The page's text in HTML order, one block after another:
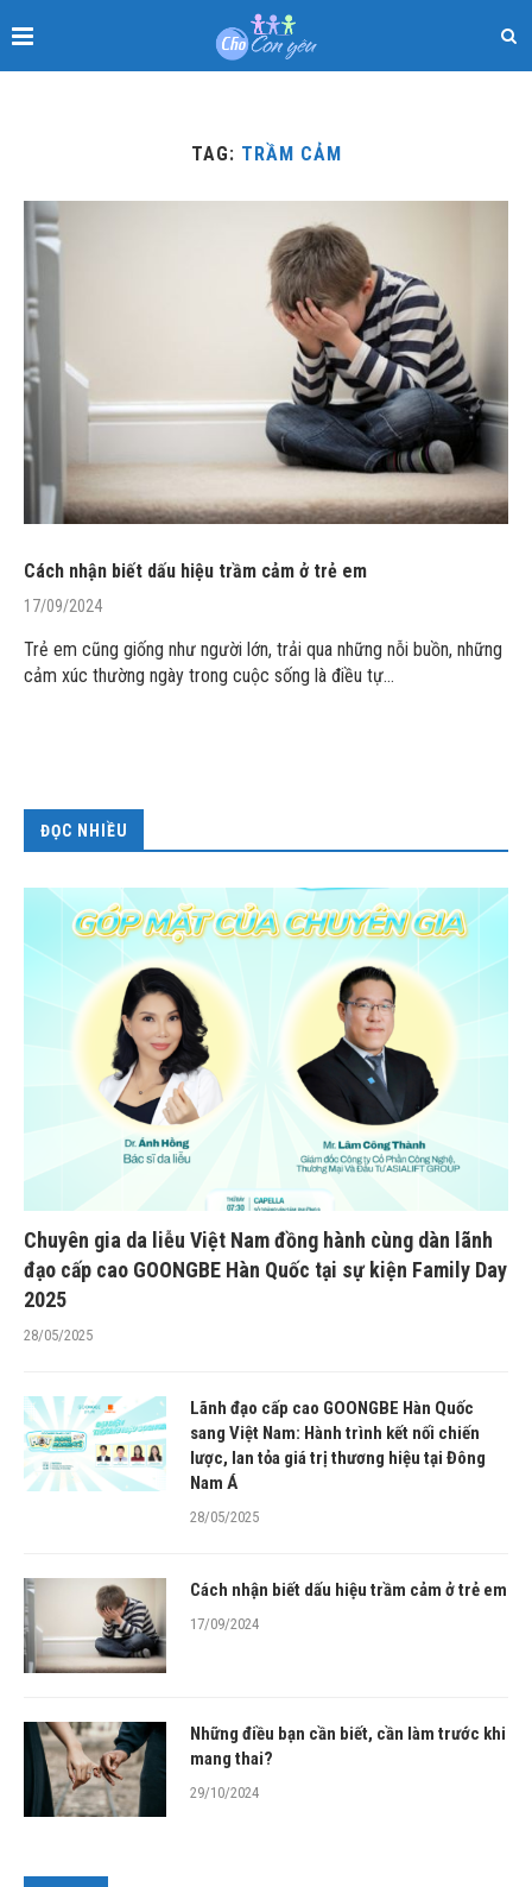
TAG: TRẦM CẢM
Cách nhận biết dấu hiệu trầm cảm ở trẻ em
17/09/2024
Trẻ em cũng giống như người lớn, trải qua những nỗi buồn, những
cảm xúc thường ngày trong cuộc sống là điều tự…
ĐỌC NHIỀU
Chuyên gia da liễu Việt Nam đồng hành cùng dàn lãnh
đạo cấp cao GOONGBE Hàn Quốc tại sự kiện Family Day
2025
28/05/2025
Lãnh đạo cấp cao GOONGBE Hàn Quốc
sang Việt Nam: Hành trình kết nối chiến
lược, lan tỏa giá trị thương hiệu tại Đông
Nam Á
28/05/2025
Cách nhận biết dấu hiệu trầm cảm ở trẻ em
17/09/2024
Những điều bạn cần biết, cần làm trước khi
mang thai?
29/10/2024